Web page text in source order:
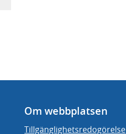
Om webbplatsen
Tillgänglighetsredogörelse